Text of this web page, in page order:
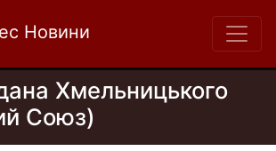
Новини
Хмельницького
Союз)